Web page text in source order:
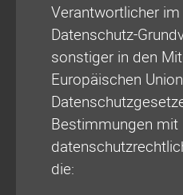
Verantwortlicher im
Datenschutz-
sonstiger in den
Europäischen
Bestimmungen mit
die: